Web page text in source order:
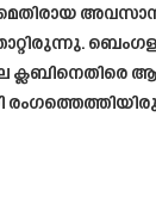
ക്ലബിനെതിരെ